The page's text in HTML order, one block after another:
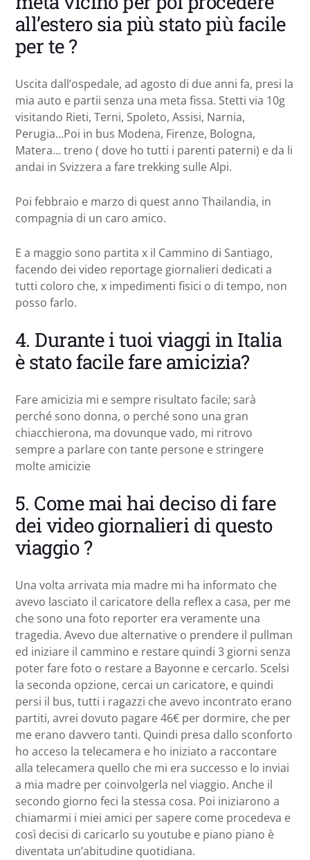
all’estero sia più stato più facile
per te ?
Uscita dall’ospedale, ad agosto di due anni fa, presi la
mia auto e partii senza una meta fissa. Stetti via 10g
visitando Rieti, Terni, Spoleto, Assisi, Narnia,
Perugia…Poi in bus Modena, Firenze, Bologna,
Matera… treno ( dove ho tutti i parenti paterni) e da li
andai in Svizzera a fare trekking sulle Alpi.
Poi febbraio e marzo di quest anno Thailandia, in
compagnia di un caro amico.
E a maggio sono partita x il Cammino di Santiago,
facendo dei video reportage giornalieri dedicati a
tutti coloro che, x impedimenti fisici o di tempo, non
posso farlo.
4. Durante i tuoi viaggi in Italia
è stato facile fare amicizia?
Fare amicizia mi e sempre risultato facile; sarà
perché sono donna, o perché sono una gran
chiacchierona, ma dovunque vado, mi ritrovo
sempre a parlare con tante persone e stringere
molte amicizie
5. Come mai hai deciso di fare
dei video giornalieri di questo
viaggio ?
Una volta arrivata mia madre mi ha informato che
avevo lasciato il caricatore della reflex a casa, per me
che sono una foto reporter era veramente una
tragedia. Avevo due alternative o prendere il pullman
ed iniziare il cammino e restare quindi 3 giorni senza
poter fare foto o restare a Bayonne e cercarlo. Scelsi
la seconda opzione, cercai un caricatore, e quindi
persi il bus, tutti i ragazzi che avevo incontrato erano
partiti, avrei dovuto pagare 46€ per dormire, che per
me erano davvero tanti. Quindi presa dallo sconforto
ho acceso la telecamera e ho iniziato a raccontare
alla telecamera quello che mi era successo e lo inviai
a mia madre per coinvolgerla nel viaggio. Anche il
secondo giorno feci la stessa cosa. Poi iniziarono a
chiamarmi i miei amici per sapere come procedeva e
così decisi di caricarlo su youtube e piano piano è
diventata un’abitudine quotidiana.